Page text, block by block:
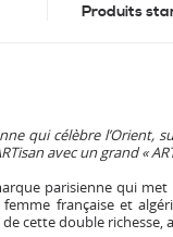
Produits
qui célèbre
avec un grand «
parisienne qui met
femme française et
cette double richesse,